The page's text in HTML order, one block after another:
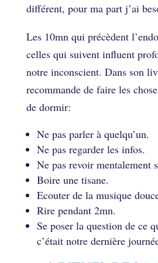
différent, pour ma part j’ai
Les 10mn qui précèdent
celles qui suivent influent
notre inconscient. Dans son
recommande de faire les
de dormir:
Ne pas parler à quelqu’un.
Ne pas regarder les infos.
Ne pas revoir mentalement
Boire une tisane.
Ecouter de la musique
Rire pendant 2mn.
Se poser la question de ce
c’était notre dernière